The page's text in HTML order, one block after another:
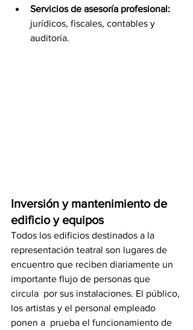
Servicios de asesoría profesional:
jurídicos, fiscales, contables y
auditoría.
Inversión y mantenimiento de
edificio y equipos
Todos los edificios destinados a la
representación teatral son lugares de
encuentro que reciben diariamente un
importante flujo de personas que
circula  por sus instalaciones. El público,
los artistas y el personal empleado
ponen a  prueba el funcionamiento de